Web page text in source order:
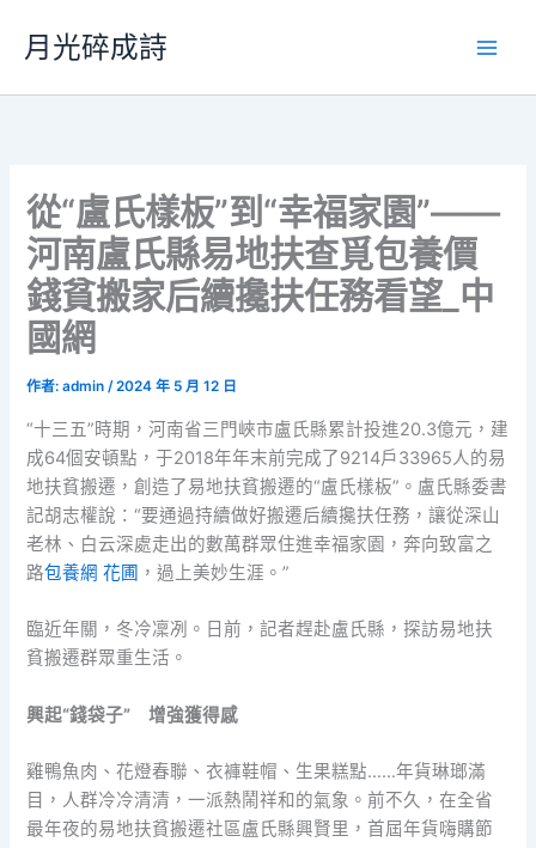
要
月光碎成詩
從“盧氏樣板”到“幸福家園”——
河南盧氏縣易地扶查覓包養價
錢貧搬家后續攙扶任務看望_中
國網
作者:admin/2024 年 5 月 12 日
“十三五”時期，河南省三門峽市盧氏縣累計投進20.3億元，建
成64個安頓點，于2018年年末前完成了9214戶33965人的易
地扶貧搬遷，創造了易地扶貧搬遷的“盧氏樣板”。盧氏縣委書
記胡志權說：“要通過持續做好搬遷后續攙扶任務，讓從深山
老林、白云深處走出的數萬群眾住進幸福家園，奔向致富之
路包養網 花圃 ，過上美妙生涯。”
臨近年關，冬冷凜冽。日前，記者趕赴盧氏縣，探訪易地扶
貧搬遷群眾重生活。
興起“錢袋子” 增強獲得感
雞鴨魚肉、花燈春聯、衣褲鞋帽、生果糕點……年貨琳瑯滿
目，人群冷冷清清，一派熱鬧祥和的氣象。前不久，在全省
最年夜的易地扶貧搬遷社區盧氏縣興賢里，首屆年貨嗨購節